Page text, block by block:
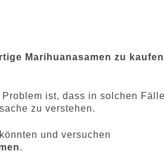
Marihuanasamen zu
ist, dass in solchen
zu verstehen.
und versuchen
.